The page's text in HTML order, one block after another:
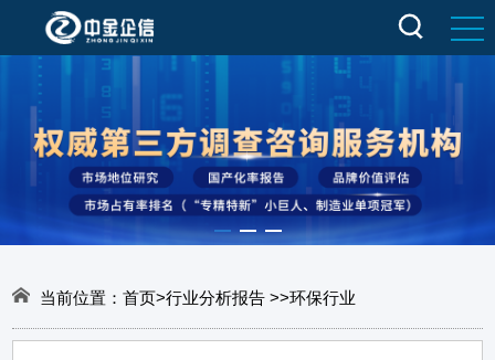
当前位置：首页>行业分析报告>>环保行业